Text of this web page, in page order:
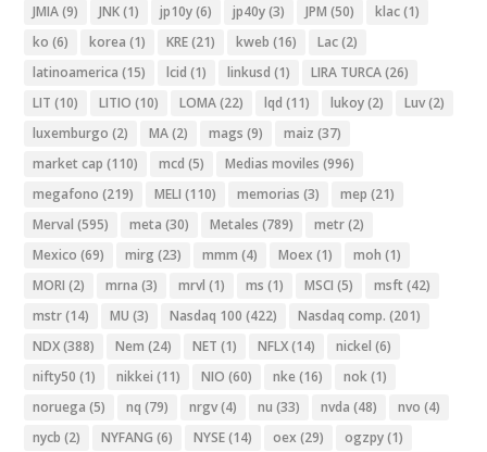
JMIA(9) JNK(1) jp10y(6) jp40y(3) JPM (50) klac(1)
ko (6) korea (1) KRE(21) kweb (16) Lac(2)
latinoamerica (15) lcid (1) linkusd (1) LIRA TURCA(26)
LIT (10) LITIO (10) LOMA(22) lqd (11) lukoy(2) Luv(2)
luxemburgo (2) MA(2) mags (9) maiz (37)
market cap (110) mcd (5) Medias moviles (996)
megafono (219) MELI (110) memorias (3) mep (21)
Merval (595) meta (30) Metales (789) metr(2)
Mexico (69) mirg (23) mmm (4) Moex (1) moh (1)
MORI (2) mrna (3) mrvl (1) ms (1) MSCI (5) msft (42)
mstr(14) MU (3) Nasdaq 100 (422) Nasdaq comp. (201)
NDX(388) Nem (24) NET (1) NFLX(14) nickel (6)
nifty50 (1) nikkei (11) NIO (60) nke (16) nok(1)
noruega (5) nq (79) nrgv(4) nu (33) nvda (48) nvo (4)
nycb (2) NYFANG (6) NYSE(14) oex (29) ogzpy(1)